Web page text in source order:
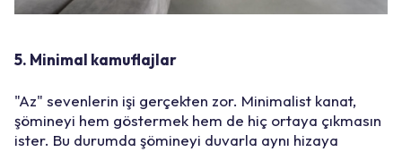
5. Minimal kamuflajlar
"Az" sevenlerin işi gerçekten zor. Minimalist kanat,
şömineyi hem göstermek hem de hiç ortaya çıkmasın
ister. Bu durumda şömineyi duvarla aynı hizaya